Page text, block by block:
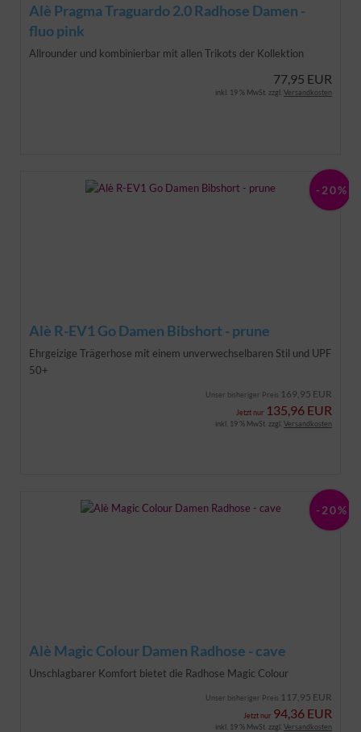
Alè Pragma Traguardo 2.0 Radhose Damen -
fluo pink
Allrounder und kombinierbar mit allen Trikots der Kollektion
77,95 EUR
inkl. 19 % MwSt. zzgl. Versandkosten
Alè R-EV1 Go Damen Bibshort - prune
Ehrgeizige Trägerhose mit einem unverwechselbaren Stil und UPF
50+
Unser bisheriger Preis 169,95 EUR
Jetzt nur 135,96 EUR
-20%
inkl. 19 % MwSt. zzgl. Versandkosten
Alè Magic Colour Damen Radhose - cave
Unschlagbarer Komfort bietet die Radhose Magic Colour
Unser bisheriger Preis 117,95 EUR
Jetzt nur 94,36 EUR
-20%
inkl. 19 % MwSt. zzgl. Versandkosten